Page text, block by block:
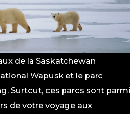
de la Saskatchewan
Wapusk et le parc
Surtout, ces parcs sont parmi
de votre voyage aux